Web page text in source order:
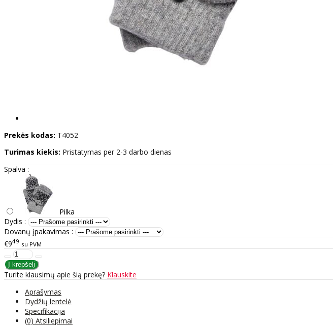
Prekės kodas: T4052
Turimas kiekis: Pristatymas per 2-3 darbo dienas
Spalva :
Pilka
Dydis :
Dovanų įpakavimas :
€949 su PVM
Turite klausimų apie šią prekę? Klauskite
Aprašymas
Dydžių lentelė
Specifikacija
(0) Atsiliepimai